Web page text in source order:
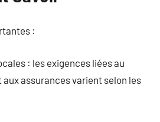
:
: les exigences liées au
assurances varient selon les